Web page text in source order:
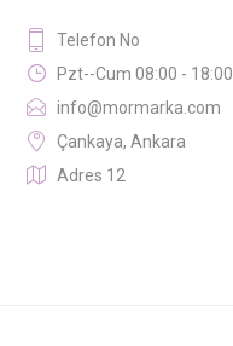
Telefon No
Pzt--Cum 08:00 - 18:00
info@mormarka.com
Çankaya, Ankara
Adres 12